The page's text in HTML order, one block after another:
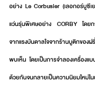
อย่าง Le Corbusier (เลอกอร์บูซีเ
แว่นรุ่นพิเศษอย่าง CORBY โดยก
จากแรงบันดาลใจจากร้านบูติกข
พบเห็น โดยเป็นการจำลองเครื่องแ
ด้วยกันจนกลายเป็นความนิยมใหม่